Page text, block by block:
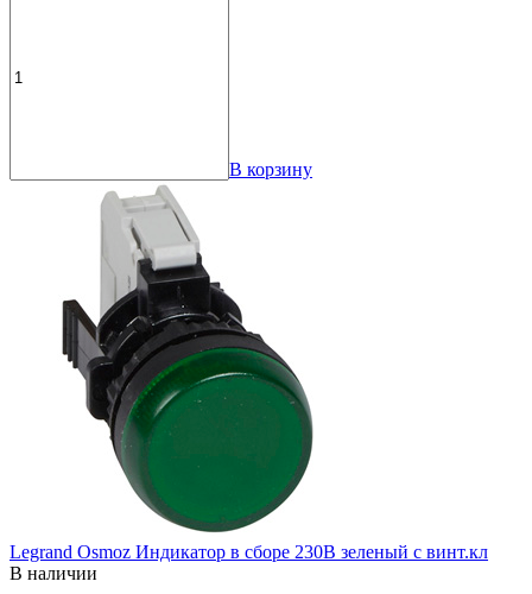
В корзину
Legrand Osmoz Индикатор в сборе 230В зеленый с винт.кл
В наличии